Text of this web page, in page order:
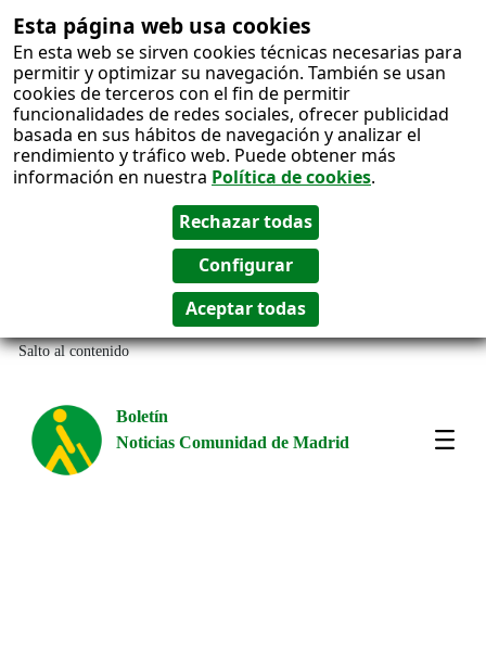
Esta página web usa cookies
En esta web se sirven cookies técnicas necesarias para
permitir y optimizar su navegación. También se usan
cookies de terceros con el fin de permitir
funcionalidades de redes sociales, ofrecer publicidad
basada en sus hábitos de navegación y analizar el
rendimiento y tráfico web. Puede obtener más
información en nuestra Política de cookies.
Salto al contenido
Boletín
Noticias Comunidad de Madrid